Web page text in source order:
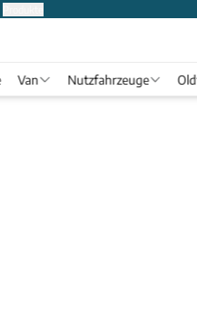
Van Nutzfahrzeuge